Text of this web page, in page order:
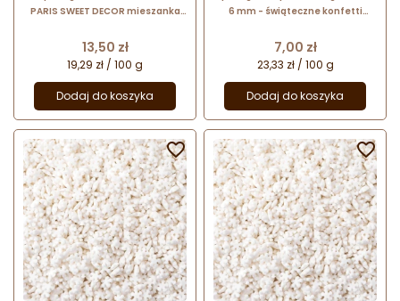
PARIS SWEET DECOR mieszanka
Cena
13,50 zł
19,29 zł / 100 g
Dodaj do koszyka
6 mm - świąteczne konfetti
Cena
7,00 zł
23,33 zł / 100 g
Dodaj do koszyka
 